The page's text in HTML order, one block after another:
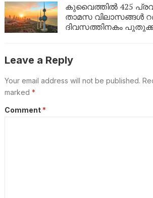
കുവൈത്തിൽ 425
താമസ വിലാസങ്ങൾ
ദിവസത്തിനകം
Leave a Reply
Your email address will not be published.
marked *
Comment *